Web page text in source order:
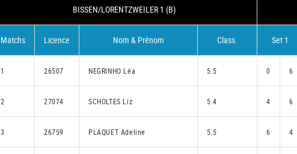
BISSEN/LORENTZWEILER 1 (B)
Matchs Licence Nom & Prénom Class. Set 1
1 26507 NEGRINHO Léa 5.5 0 6
2 27074 SCHOLTES Liz 5.4 4 6
3 26759 PLAQUET Adeline 5.5 6 4